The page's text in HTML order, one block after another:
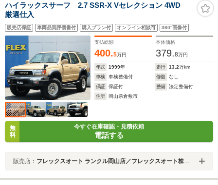
ハイラックスサーフ 2.7 SSR-X Vセレクション 4WD
厳選仕入
販売店保証 車両品質評価書付 購入プラン付 オンライン相談可 360°画像付
支払総額
400.5万円
本体価格
379.8万円
年式 1999年 走行 13.2万km
車検
車検整備付 修復
なし
保証
保証付 整備
法定整備付
住所
岡山県倉敷市
無
料
今すぐ在庫確認・見積依頼
電話する
販売店： フレックスオート ランクル岡山店／フレックスオート株式会社